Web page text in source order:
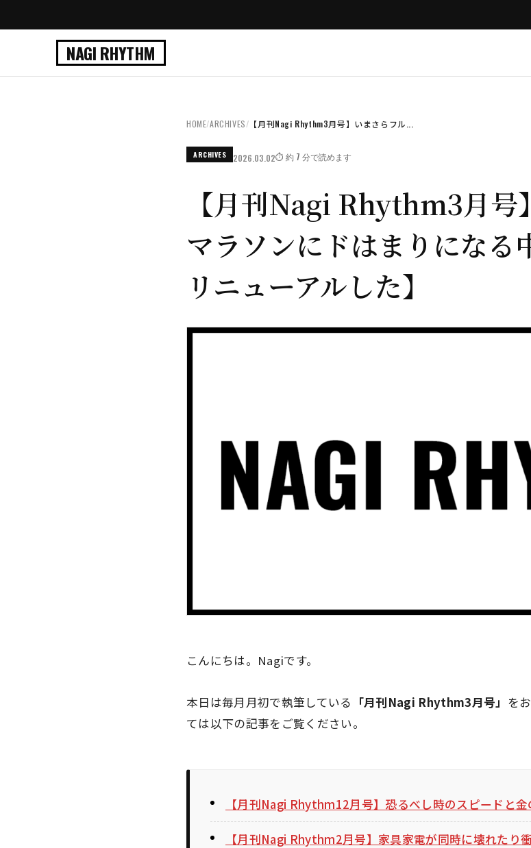
NAGI RHYTHM
HOME/ARCHIVES/ 【月刊Nagi Rhythm3月号】いまさらフル...
ARCHIVES 2026.03.02⏱️ 約 7 分で読めます
【月刊Nagi Rhythm3月号
マラソンにドはまりになる
リニューアルした】
こんにちは。Nagiです。
本日は毎月月初で執筆している 「月刊Nagi Rhythm3月号」 を
ては以下の記事をご覧ください。
【月刊Nagi Rhythm12月号】恐るべし時のスピードと
【月刊Nagi Rhythm2月号】家具家電が同時に壊れたり